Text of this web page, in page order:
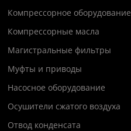
Компрессорное оборудование
Компрессорные масла
Магистральные фильтры
Муфты и приводы
Насосное оборудование
Осушители сжатого воздуха
Отвод конденсата